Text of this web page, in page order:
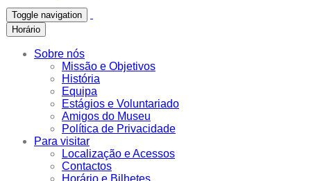
Toggle navigation
Horário
Sobre nós
Missão e Objetivos
História
Equipa
Estágios e Voluntariado
Amigos do Museu
Política de Privacidade
Para visitar
Localização e Acessos
Contactos
Horário e Bilhetes